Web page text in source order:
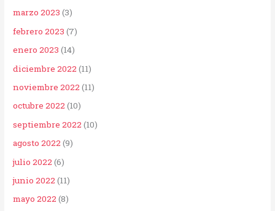
marzo 2023 (3)
febrero 2023 (7)
enero 2023 (14)
diciembre 2022 (11)
noviembre 2022 (11)
octubre 2022 (10)
septiembre 2022 (10)
agosto 2022 (9)
julio 2022 (6)
junio 2022 (11)
mayo 2022 (8)